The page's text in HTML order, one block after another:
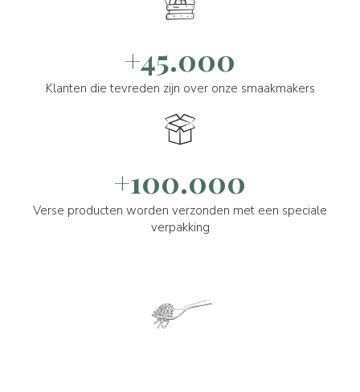
+45.000
Klanten die tevreden zijn over onze smaakmakers
+100.000
Verse producten worden verzonden met een speciale
verpakking